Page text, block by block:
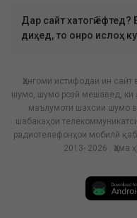
Дар сайт хатогӣ ёфтед?
диҳед, то онро ислоҳ
Ҳангоми истифодаи ин
шумо, шумо розӣ мешавед, ки
маълумоти шахсии шумо
шабакаҳои
радиотелефонҳои мобилӣ
2013- 2026 . Ҳама